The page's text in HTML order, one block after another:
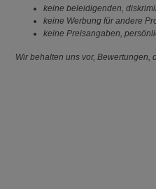
keine beleidigenden,
keine Werbung für andere
keine Preisangaben,
Wir behalten uns vor,